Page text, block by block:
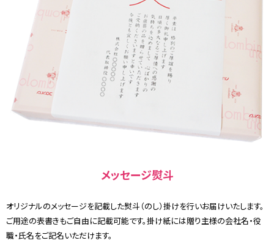
メッセージ熨斗
オリジナルのメッセージを記載した熨斗（のし）掛けを行いお届けいたします。
ご用途の表書きもご自由に記載可能です。掛け紙には贈り主様の会社名・役
職・氏名をご記名いただけます。